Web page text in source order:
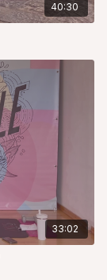
40:30
33:02